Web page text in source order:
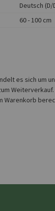
Deutsch (D/
60 - 100 cm
es sich um
Warenkorb